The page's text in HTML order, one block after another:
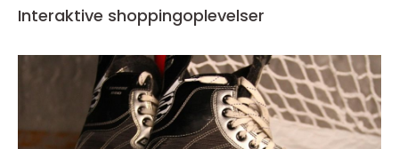
Interaktive shoppingoplevelser